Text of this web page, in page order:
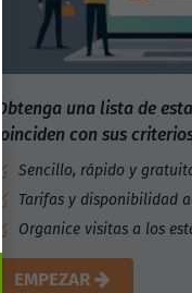
¡Obtenga una lista de
coinciden con sus
Sencillo, rápido y
Tarifas y disponibilidad
Organice visitas a los
EMPEZAR